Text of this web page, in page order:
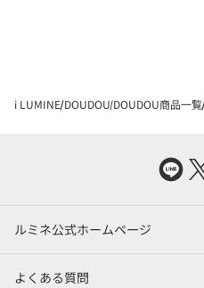
i LUMINE DOUDOU DOUDOU商品一覧
ルミネ公式ホームページ
よくある質問